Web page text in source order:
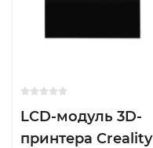
LCD-модуль 3D-
принтера Creality